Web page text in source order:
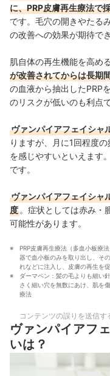
に、PRP皮膚再生療法で
です。毛穴の開きやたる
の改善への効果が期待で
肌自体の再生機能を高め
が改善されてからは長期
の血液から抽出したPRP
のリスクが低いのも利点で
ヴァンパイアフェイシャ
りますが、月に1回程度
を感じやすいといえます
です。
ヴァンパイアフェイシャ
度 。症状としては赤み・
可能性があります。
PRP皮膚再生療法（多血小板療
器で血小板のみを取り出し、そ
れなどに注入し、皮膚の再生を
ダーマペン：髪の毛よりも細い
さく細い穴を無数にあけ、肌を
療法
コンテンツの誤りを送信す
ヴァンパイアフ
いは？